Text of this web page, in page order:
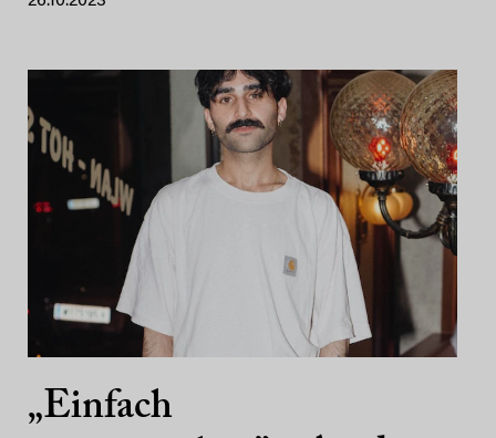
„Einfach